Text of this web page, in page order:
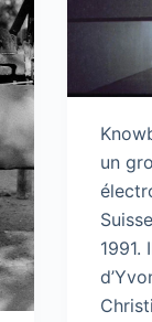
un
1991.